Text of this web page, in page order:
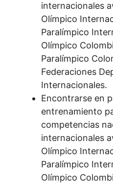
internacionales
Olímpico
Paralímpico
Olímpico
Paralímpico
Federaciones
Internacionales.
Encontrarse en
entrenamiento
competencias
internacionales
Olímpico
Paralímpico
Olímpico